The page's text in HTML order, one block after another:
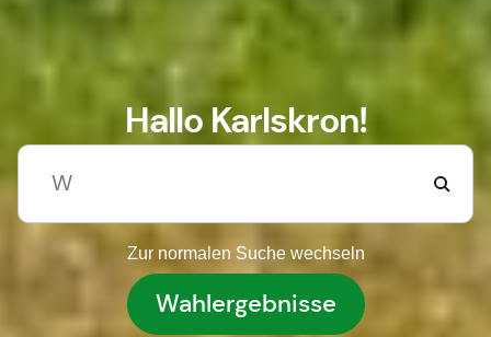
Hallo Karlskron!
Zur normalen Suche wechseln
Wahlergebnisse